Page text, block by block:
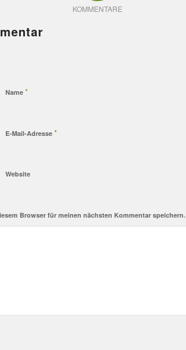
KOMMENTARE
Name *
E-Mail-Adresse *
Website
Browser für meinen nächsten Kommentar speichern.